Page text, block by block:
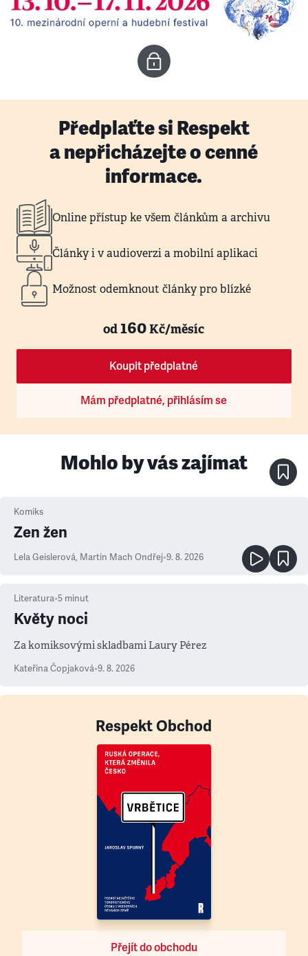
Předplaťte si Respekt
a nepřicházejte o cenné
informace.
Online přístup ke všem článkům a archivu
Články i v audioverzi a mobilní aplikaci
Možnost odemknout články pro blízké
od160Kč/měsíc
Koupit předplatné
Mám předplatné, přihlásím se
Mohlo by vás zajímat
Komiks
Zen žen
Lela Geislerová, Martin Mach Ondřej•9. 8. 2026
Literatura•5 minut
Květy noci
Za komiksovými skladbami Laury Pérez
Kateřina Čopjaková•9. 8. 2026
Respekt Obchod
Přejít do obchodu